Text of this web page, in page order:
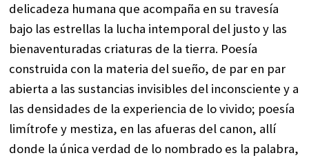
delicadeza humana que acompaña en su travesía
bajo las estrellas la lucha intemporal del justo y las
bienaventuradas criaturas de la tierra. Poesía
construida con la materia del sueño, de par en par
abierta a las sustancias invisibles del inconsciente y a
las densidades de la experiencia de lo vivido; poesía
limítrofe y mestiza, en las afueras del canon, allí
donde la única verdad de lo nombrado es la palabra,